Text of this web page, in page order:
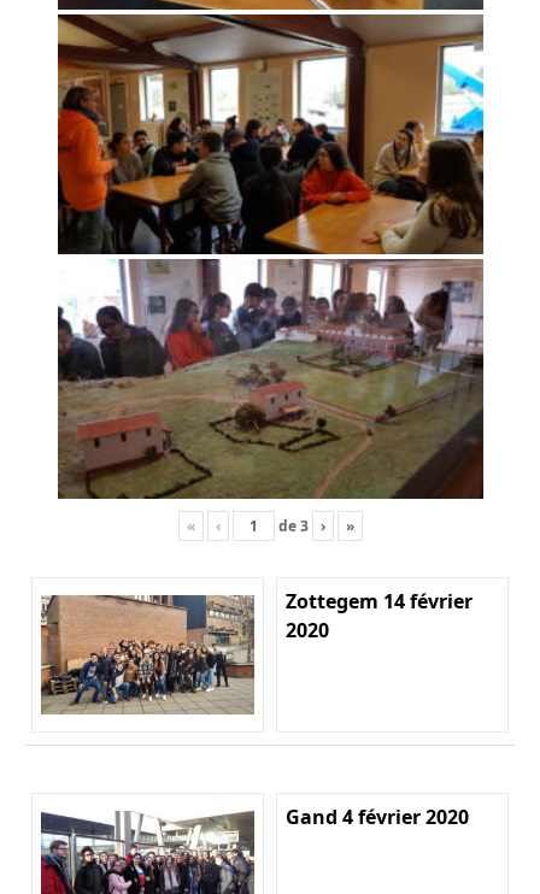
« ‹ de3 › »
Zottegem 14 février
2020
Gand 4 février 2020